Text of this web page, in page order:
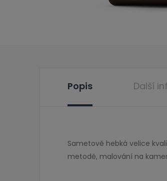
Popis Další
Sametově hebká velice
metodě, malování na